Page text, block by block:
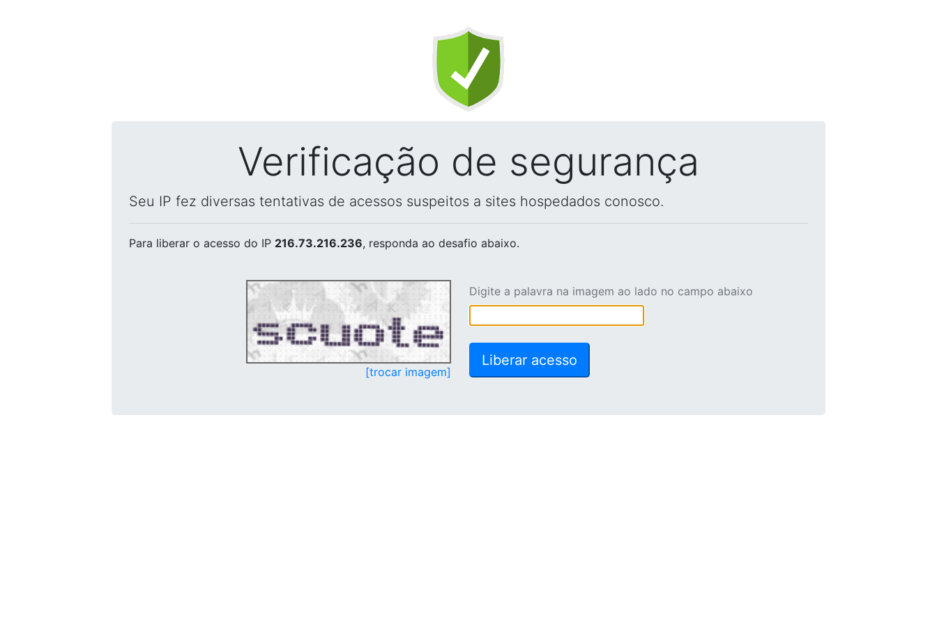
Verificação de segurança
Seu IP fez diversas tentativas de acessos suspeitos a sites hospedados conosco.
Para liberar o acesso do IP 216.73.216.236, responda ao desafio abaixo.
[trocar imagem]
Digite a palavra na imagem ao lado no campo abaixo